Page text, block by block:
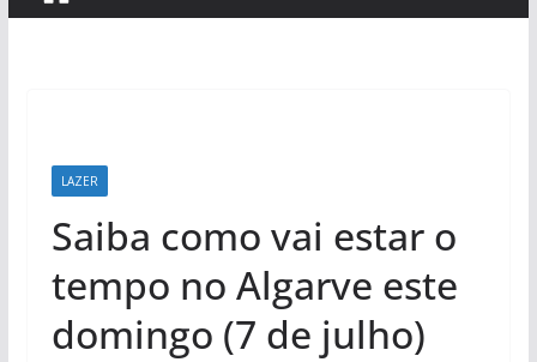
LAZER
Saiba como vai estar o
tempo no Algarve este
domingo (7 de julho)